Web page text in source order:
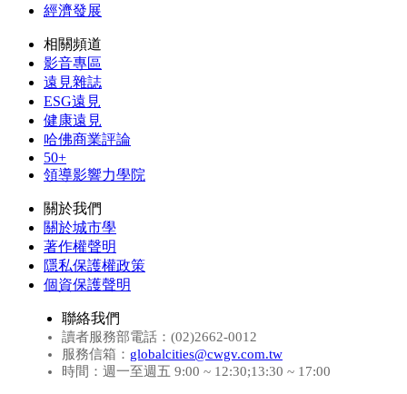
經濟發展
相關頻道
影音專區
遠見雜誌
ESG遠見
健康遠見
哈佛商業評論
50+
領導影響力學院
關於我們
關於城市學
著作權聲明
隱私保護權政策
個資保護聲明
聯絡我們
讀者服務部電話：(02)2662-0012
服務信箱： globalcities@cwgv.com.tw
時間：週一至週五 9:00 ~ 12:30;13:30 ~ 17:00